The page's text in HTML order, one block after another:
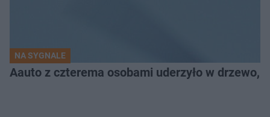
NA SYGNALE
Aauto z czterema osobami uderzyło w drzewo,